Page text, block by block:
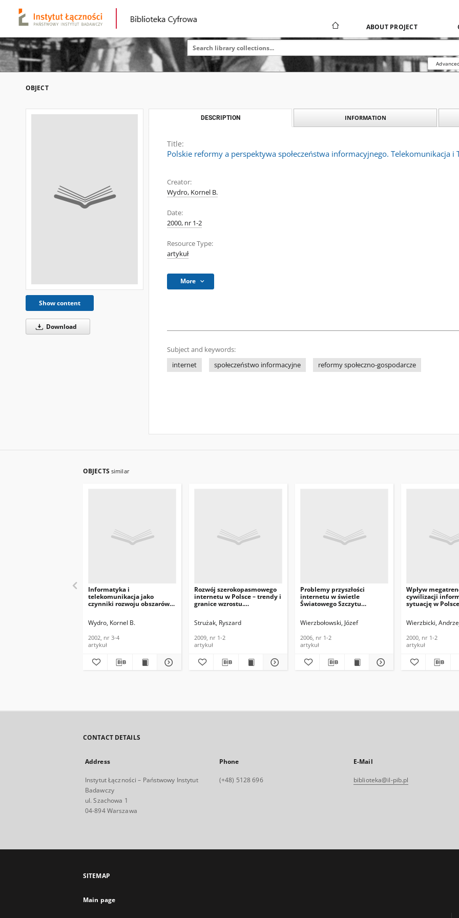
ABOUT PROJECT
OBJECT
Show content
Download
DESCRIPTION INFORMATION
Title:
Polskie reformy a perspektywa społeczeństwa informacyjnego. Telekomunikacja
Creator:
Wydro, Kornel B.
Date:
2000, nr 1-2
Resource Type:
artykuł
More
Subject and keywords:
internet
społeczeństwo informacyjne reformy społeczno-gospodarcze
OBJECTS similar
Informatyka i
telekomunikacja jako
czynniki rozwoju obszarów
nr 3-4
Wydro, Kornel B.
2002, nr 3-4
artykuł
Rozwój szerokopasmowego
internetu w Polsce – trendy i
granice wzrostu.
Informacyjne, 2009, nr 1-2
Strużak, Ryszard
2009, nr 1-2
artykuł
Problemy przyszłości
internetu w świetle
Światowego Szczytu
Telekomunikacja i Techniki
Wierzbołowski, Józef
2006, nr 1-2
artykuł
Wpływ
cywilizacji
sytuację w
Informacyjne,
Wierzbicki,
2000, nr 1-2
artykuł
CONTACT DETAILS
Address
Instytut Łączności – Państwowy Instytut
Badawczy
ul. Szachowa 1
04-894 Warszawa
Phone
(+48) 5128 696
E-Mail
biblioteka@il-pib.pl
SITEMAP
Main page